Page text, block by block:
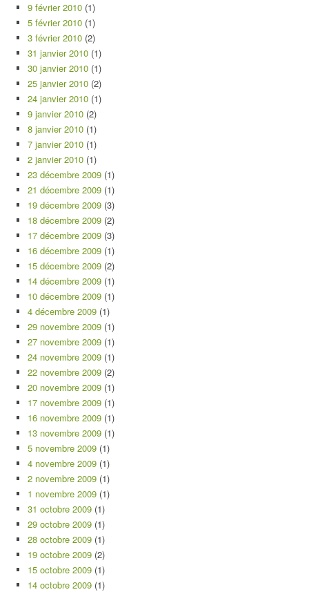
9 février 2010 (1)
5 février 2010 (1)
3 février 2010 (2)
31 janvier 2010 (1)
30 janvier 2010 (1)
25 janvier 2010 (2)
24 janvier 2010 (1)
9 janvier 2010 (2)
8 janvier 2010 (1)
7 janvier 2010 (1)
2 janvier 2010 (1)
23 décembre 2009 (1)
21 décembre 2009 (1)
19 décembre 2009 (3)
18 décembre 2009 (2)
17 décembre 2009 (3)
16 décembre 2009 (1)
15 décembre 2009 (2)
14 décembre 2009 (1)
10 décembre 2009 (1)
4 décembre 2009 (1)
29 novembre 2009 (1)
27 novembre 2009 (1)
24 novembre 2009 (1)
22 novembre 2009 (2)
20 novembre 2009 (1)
17 novembre 2009 (1)
16 novembre 2009 (1)
13 novembre 2009 (1)
5 novembre 2009 (1)
4 novembre 2009 (1)
2 novembre 2009 (1)
1 novembre 2009 (1)
31 octobre 2009 (1)
29 octobre 2009 (1)
28 octobre 2009 (1)
19 octobre 2009 (2)
15 octobre 2009 (1)
14 octobre 2009 (1)